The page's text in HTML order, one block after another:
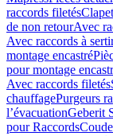
raccords filetés
de non retourAvec
Avec raccords à
montage encastré
pour montage
Avec raccords filetés
chauffagePurgeurs
l’évacuationGeberit
pour Raccords